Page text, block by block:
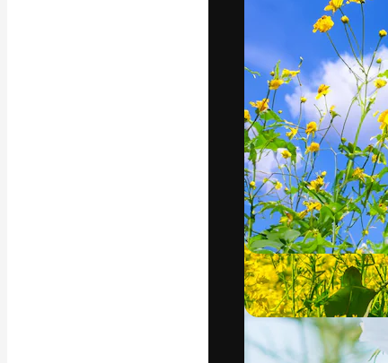
ットフォー
店、スタジ
います。
日本語
Copyright ©